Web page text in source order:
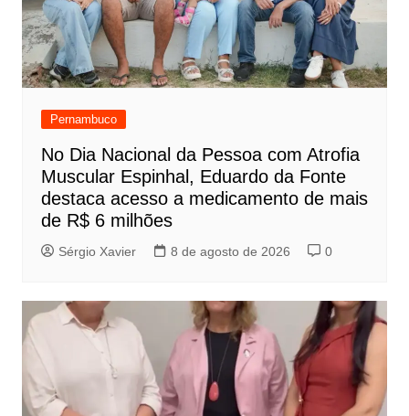
Pernambuco
No Dia Nacional da Pessoa com Atrofia
Muscular Espinhal, Eduardo da Fonte
destaca acesso a medicamento de mais
de R$ 6 milhões
Sérgio Xavier 8 de agosto de 2026 0